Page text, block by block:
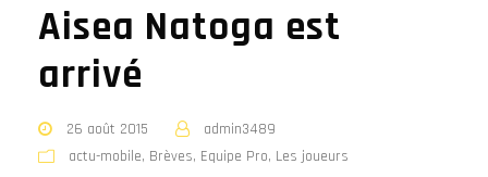
Aisea Natoga est
arrivé
26 août 2015
admin3489
actu-mobile, Brèves, Equipe Pro, Les joueurs